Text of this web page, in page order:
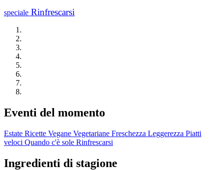
speciale Rinfrescarsi
Eventi del momento
Estate Ricette Vegane Vegetariane Freschezza Leggerezza Piatti
veloci Quando c'è sole Rinfrescarsi
Ingredienti di stagione